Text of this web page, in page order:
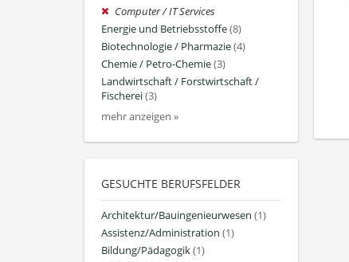
Computer / IT Services
Energie und Betriebsstoffe(8)
Biotechnologie / Pharmazie(4)
Chemie / Petro-Chemie(3)
Landwirtschaft / Forstwirtschaft /
Fischerei(3)
mehr anzeigen »
GESUCHTE BERUFSFELDER
Architektur/Bauingenieurwesen (1)
Assistenz/Administration (1)
Bildung/Pädagogik(1)